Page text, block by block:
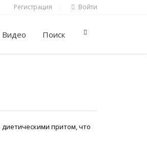
Регистрация Войти
Видео Поиск
притом, что